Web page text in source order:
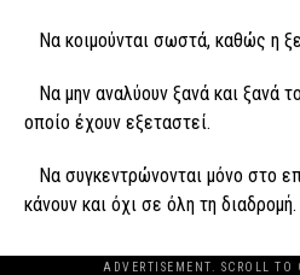
Να κοιμούνται σωστά, καθώς η
Να μην αναλύουν ξανά και ξανά
οποίο έχουν εξεταστεί.
Να συγκεντρώνονται μόνο στο
κάνουν και όχι σε όλη τη διαδρομή.
ADVERTISEMENT. SCROLL TO